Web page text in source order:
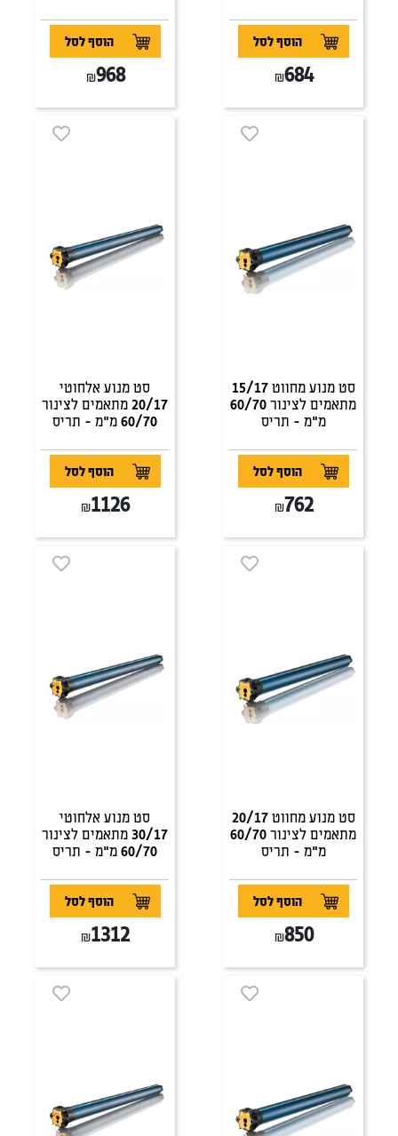
₪684
הוסף לסל
₪968
הוסף לסל
סט מנוע מחווט 15/17
מתאמים לצינור 60/70
מ"מ - תריס
₪762
הוסף לסל
סט מנוע אלחוטי
20/17 מתאמים לצינור
60/70 מ"מ - תריס
₪1126
הוסף לסל
סט מנוע מחווט 20/17
מתאמים לצינור 60/70
מ"מ - תריס
₪850
הוסף לסל
סט מנוע אלחוטי
30/17 מתאמים לצינור
60/70 מ"מ - תריס
₪1312
הוסף לסל